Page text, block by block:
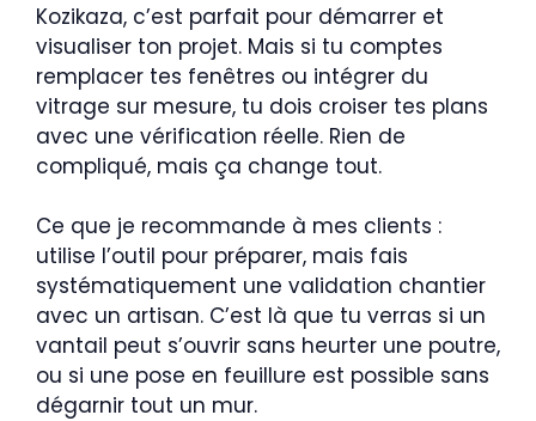
Kozikaza, c’est parfait pour démarrer et
visualiser ton projet. Mais si tu comptes
remplacer tes fenêtres ou intégrer du
vitrage sur mesure, tu dois croiser tes plans
avec une vérification réelle. Rien de
compliqué, mais ça change tout.
Ce que je recommande à mes clients :
utilise l’outil pour préparer, mais fais
systématiquement une validation chantier
avec un artisan. C’est là que tu verras si un
vantail peut s’ouvrir sans heurter une poutre,
ou si une pose en feuillure est possible sans
dégarnir tout un mur.